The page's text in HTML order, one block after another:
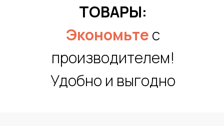
ТОВАРЫ:
Экономьтес
производителем!
Удобно и выгодно